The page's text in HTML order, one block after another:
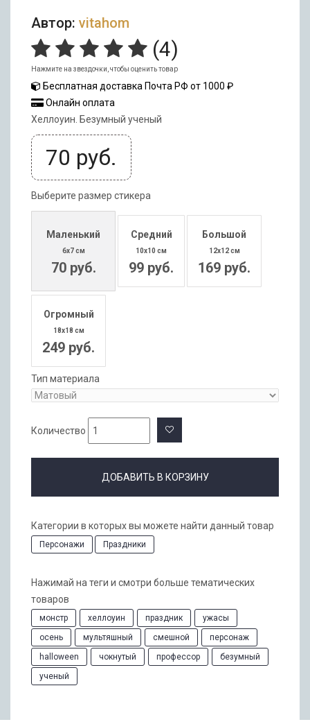
Автор: vitahom
(4)
Нажмите на звездочки, чтобы оценить товар
Бесплатная доставка Почта РФ от 1000 ₽
Онлайн оплата
Хеллоуин. Безумный ученый
70 руб.
Выберите размер стикера
Маленький
6x7 см
70 руб.
Средний
10x10 см
99 руб.
Большой
12x12 см
169 руб.
Огромный
18x18 см
249 руб.
Тип материала
Количество
ДОБАВИТЬ В КОРЗИНУ
Категории в которых вы можете найти данный товар
Персонажи Праздники
Нажимай на теги и смотри больше тематических
товаров
монстр хеллоуин праздник
ужасы
осень
мультяшный смешной
персонаж
halloween
чокнутый профессор
безумный
ученый